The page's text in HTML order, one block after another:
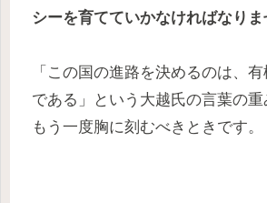
シーを育てていかなければなりま
「この国の進路を決めるのは、
である」という大越氏の言葉の
もう一度胸に刻むべきときです。